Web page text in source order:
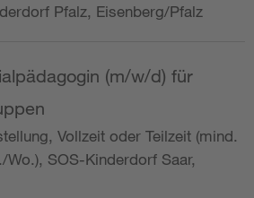
Pfalz, Eisenberg/Pfalz
(m/w/d) für
Vollzeit oder Teilzeit (mind.
SOS-Kinderdorf Saar,